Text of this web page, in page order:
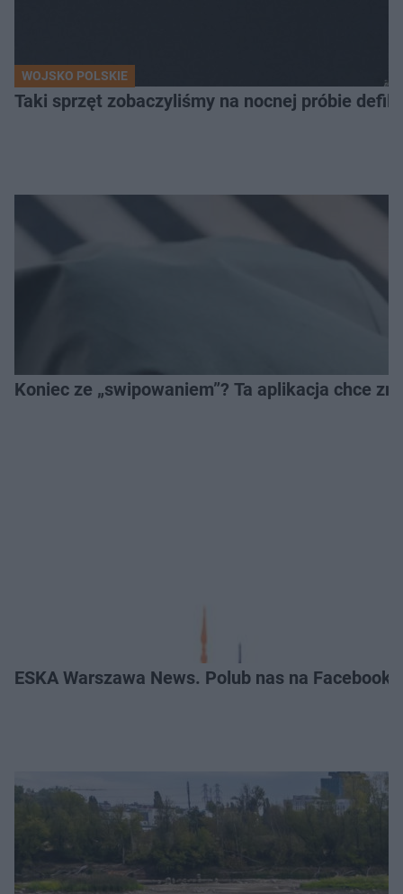
WOJSKO POLSKIE
Taki sprzęt zobaczyliśmy na nocnej próbie
Koniec ze „swipowaniem”? Ta aplikacja chce
ESKA Warszawa News. Polub nas na